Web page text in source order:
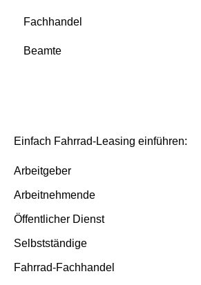
Fachhandel
Grundlagen
Beamte
Einfach Fahrrad-Leasing einführen:
Arbeitgeber
Arbeitnehmende
Öffentlicher Dienst
Selbstständige
Fahrrad-Fachhandel